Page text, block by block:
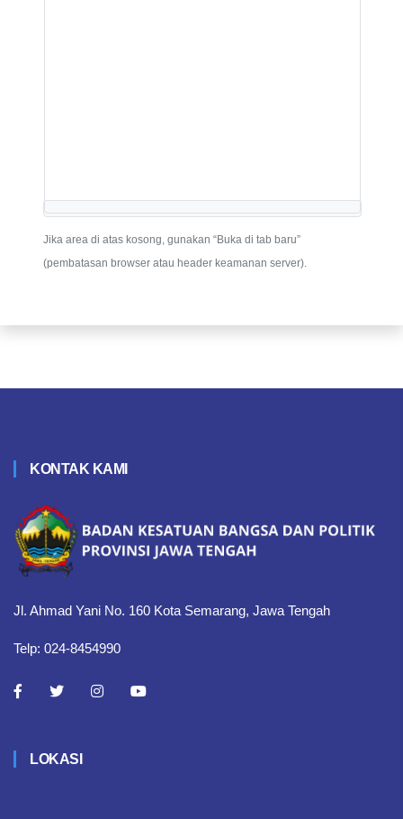
Jika area di atas kosong, gunakan “Buka di tab baru”
(pembatasan browser atau header keamanan server).
KONTAK KAMI
Jl. Ahmad Yani No. 160 Kota Semarang, Jawa Tengah
Telp: 024-8454990
LOKASI